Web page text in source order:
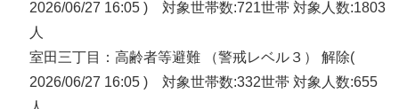
2026/06/27 16:05 ) 対象世帯数:721世帯 対象人数:1803
人
室田三丁目：高齢者等避難 （警戒レベル３） 解除(
2026/06/27 16:05 ) 対象世帯数:332世帯 対象人数:655